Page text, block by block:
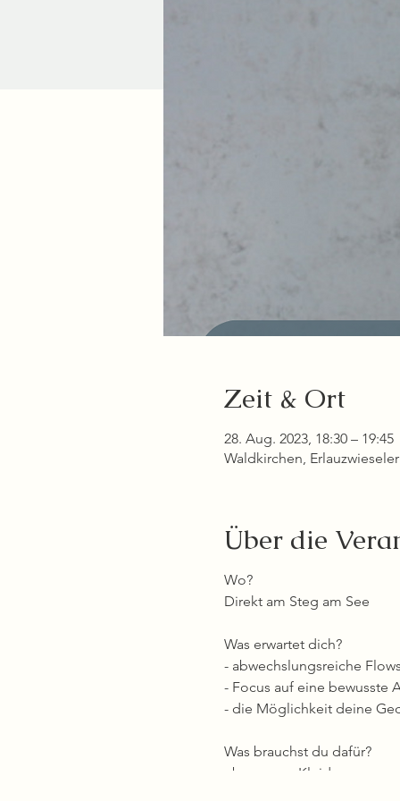
Zeit & Ort
28. Aug. 2023, 18:30 – 19:45
Waldkirchen,
Über die
Wo?
Direkt am Steg am See
Was erwartet dich?
- abwechslungsreiche
- Focus auf eine bewusste
- die Möglichkeit deine
Was brauchst du dafür?
- bequeme Kleidung